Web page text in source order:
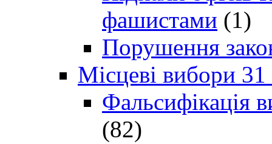
фашистами (1)
Порушення
Місцеві вибори
Фальсифікація
(82)